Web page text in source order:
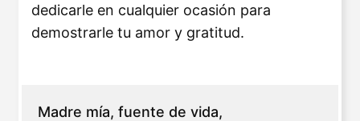
dedicarle en cualquier ocasión para
demostrarle tu amor y gratitud.
Madre mía, fuente de vida,